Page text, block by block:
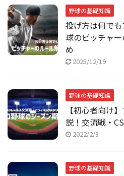
野球の基礎知識
投げ方は何で
球のピッチャ
め
2025/12/19
野球の基礎知識
【初心者向け
説！交流戦・
2022/2/3
野球の基礎知識